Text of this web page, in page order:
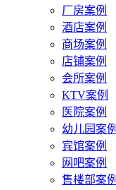
厂房案例
酒店案例
商场案例
店铺案例
会所案例
KTV案例
医院案例
幼儿园案例
宾馆案例
网吧案例
售楼部案例